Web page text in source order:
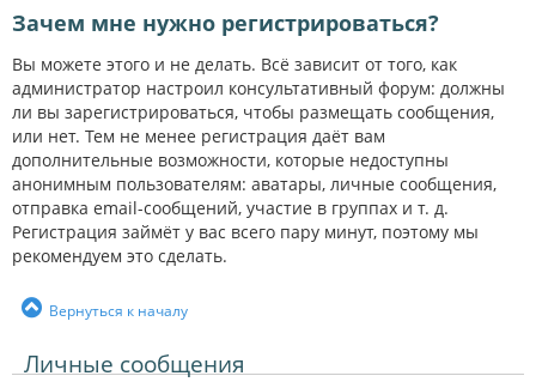
Зачем мне нужно регистрироваться?
Вы можете этого и не делать. Всё зависит от того, как
администратор настроил консультативный форум: должны
ли вы зарегистрироваться, чтобы размещать сообщения,
или нет. Тем не менее регистрация даёт вам
дополнительные возможности, которые недоступны
анонимным пользователям: аватары, личные сообщения,
отправка email-сообщений, участие в группах и т. д.
Регистрация займёт у вас всего пару минут, поэтому мы
рекомендуем это сделать.
Вернуться к началу
Личные сообщения